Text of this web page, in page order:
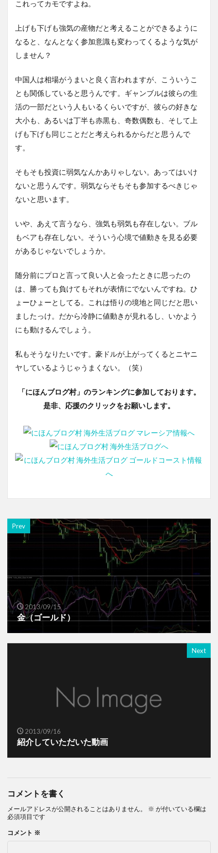
これってカモですよね。
上げも下げも強気の産物だと考えることができるように
なると、なんとなく参加意識も変わってくるような気が
しません？
中国人は相場がうまいと良く言われますが、こういうこ
とも関係していると思うんです。ギャンブルは彼らの生
活の一部だという人もいるくらいですが、彼らの好きな
大小も、あるいは丁半も赤黒も、奇数偶数も、そして上
げも下げも同じことだと考えられるからだと思うんで
す。
そもそも投資に弱気なんかありゃしない。あってはいけ
ないと思うんです。弱気ならそもそも参加するべきじゃ
ないと思います。
いや、あえて言うなら、強気も弱気も存在しない。ブル
もベアも存在しない。そういう心境で値動きを見る必要
があるじゃないでしょうか。
随分前にプロと言って良い人と会ったときに思ったの
は、勝っても負けてもそれが表情にでないんですね。ひ
ょーひょーとしてる。これは悟りの境地と同じだと思い
ましたっけ。だから冷静に値動きが見れるし、いかよう
にも動けるんでしょう。
私もそうなりたいです。豪ドルが上がってくるとニヤニ
ヤしているようじゃうまくない。（笑）
「にほんブログ村」のランキングに参加しております。
是非、応援のクリックをお願いします。
Prev
2013/09/15
金（ゴールド）
Next
2013/09/16
紹介していただいた動画
コメントを書く
メールアドレスが公開されることはありません。 ※ が付いている欄は
必須項目です
コメント ※